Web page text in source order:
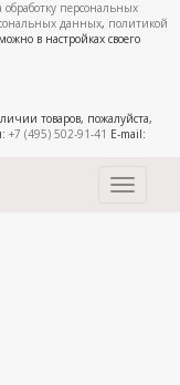
обработку персональных
данных, политикой
в настройках своего
товаров, пожалуйста,
+7 (495) 502-91-41 E-mail:
Toggle